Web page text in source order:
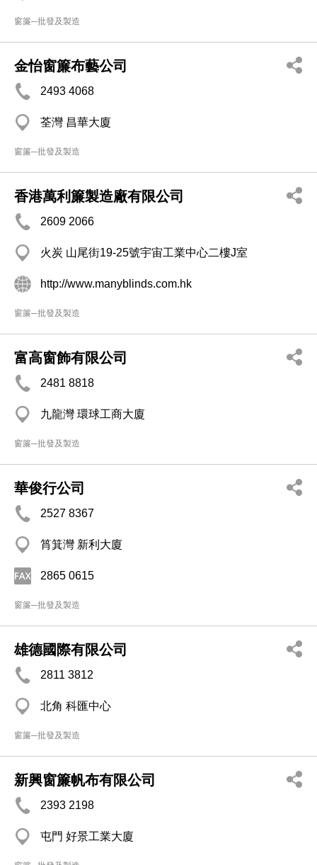
窗簾─批發及製造
金怡窗簾布藝公司
2493 4068
荃灣 昌華大廈
窗簾─批發及製造
香港萬利簾製造廠有限公司
2609 2066
火炭 山尾街19-25號宇宙工業中心二樓J室
http://www.manyblinds.com.hk
窗簾─批發及製造
富高窗飾有限公司
2481 8818
九龍灣 環球工商大廈
窗簾─批發及製造
華俊行公司
2527 8367
筲箕灣 新利大廈
2865 0615
窗簾─批發及製造
雄德國際有限公司
2811 3812
北角 科匯中心
窗簾─批發及製造
新興窗簾帆布有限公司
2393 2198
屯門 好景工業大廈